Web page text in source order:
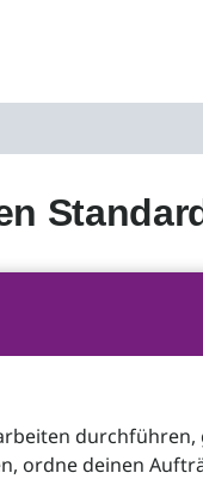
durchführen,
ordne deinen